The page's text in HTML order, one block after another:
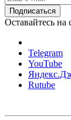
Оставайтесь на
Telegram
YouTube
Rutube